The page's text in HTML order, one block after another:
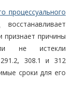
процессуального
признает причины
не истекли
308.1 и 312
сроки для его